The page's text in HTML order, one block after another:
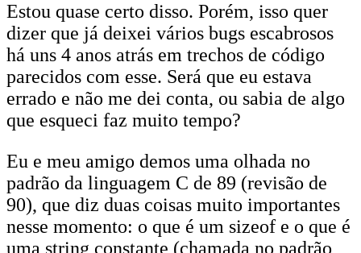
Estou quase certo disso. Porém, isso quer
dizer que já deixei vários bugs escabrosos
há uns 4 anos atrás em trechos de código
parecidos com esse. Será que eu estava
errado e não me dei conta, ou sabia de algo
que esqueci faz muito tempo?
Eu e meu amigo demos uma olhada no
padrão da linguagem C de 89 (revisão de
90), que diz duas coisas muito importantes
nesse momento: o que é um sizeof e o que é
uma string constante (chamada no padrão